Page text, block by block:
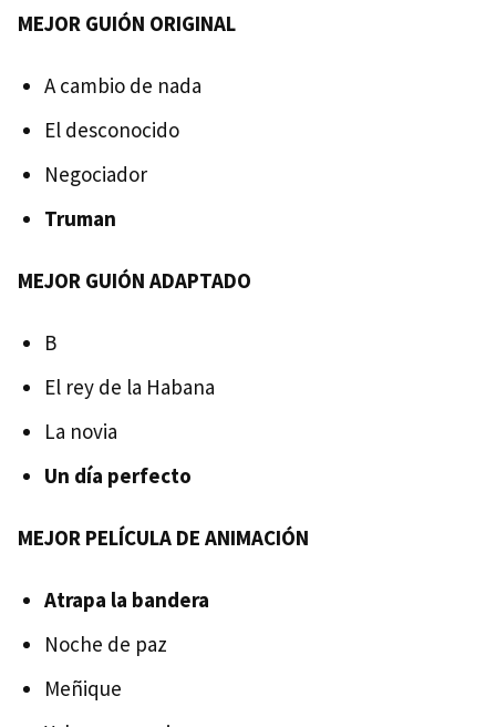
MEJOR GUIÓN ORIGINAL
A cambio de nada
El desconocido
Negociador
Truman
MEJOR GUIÓN ADAPTADO
B
El rey de la Habana
La novia
Un día perfecto
MEJOR PELÍCULA DE ANIMACIÓN
Atrapa la bandera
Noche de paz
Meñique